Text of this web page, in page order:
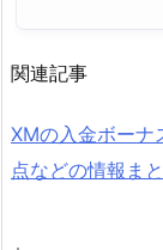
関連記事
XMの入金ボーナ
点などの情報ま